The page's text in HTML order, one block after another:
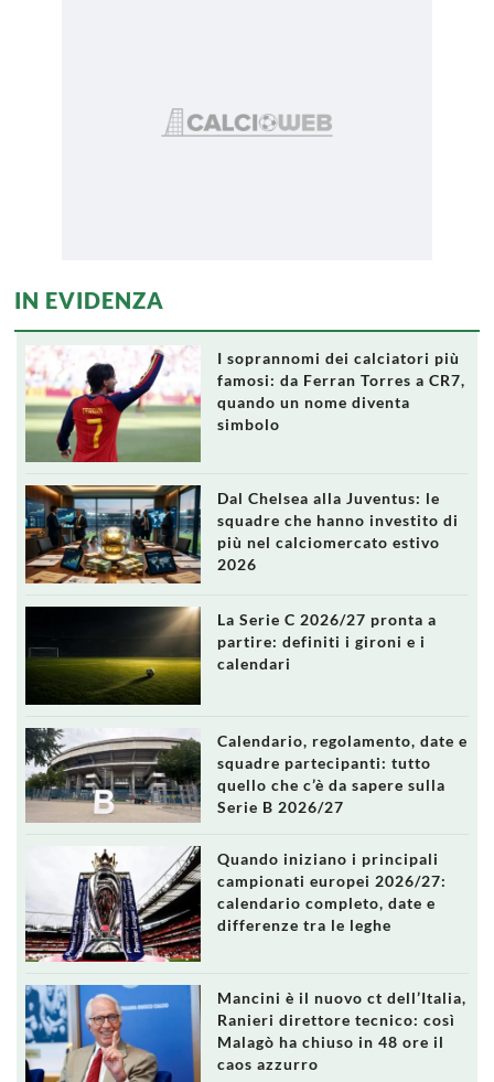
IN EVIDENZA
I soprannomi dei calciatori più
famosi: da Ferran Torres a CR7,
quando un nome diventa
simbolo
Dal Chelsea alla Juventus: le
squadre che hanno investito di
più nel calciomercato estivo
2026
La Serie C 2026/27 pronta a
partire: definiti i gironi e i
calendari
Calendario, regolamento, date e
squadre partecipanti: tutto
quello che c’è da sapere sulla
Serie B 2026/27
Quando iniziano i principali
campionati europei 2026/27:
calendario completo, date e
differenze tra le leghe
Mancini è il nuovo ct dell’Italia,
Ranieri direttore tecnico: così
Malagò ha chiuso in 48 ore il
caos azzurro